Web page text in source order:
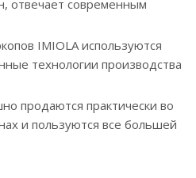
отвечает современным
IMIOLA используются
технологии производства
продаются практически во
и пользуются все большей